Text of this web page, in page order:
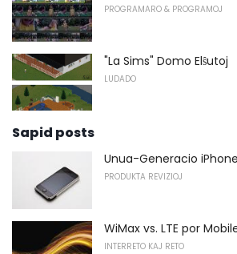
PROGRAMARO & PROGRAMOJ
"La Sims" Domo Elŝutoj
LUDADO
Sapid posts
Unua-Generacio
PRODUKTA REVIZIOJ
WiMax vs. LTE por
INTERRETO KAJ RETO